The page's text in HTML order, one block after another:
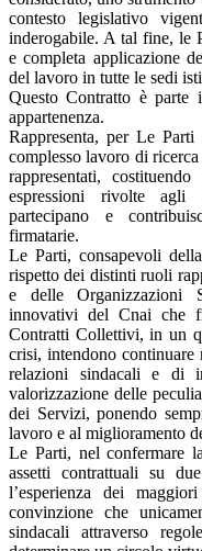
contesto legislativo
inderogabile. A tal fine, le
e completa applicazione
del lavoro in tutte le sedi
Questo Contratto è parte
appartenenza.
Rappresenta, per Le
complesso lavoro di
rappresentati,
espressioni rivolte agli
partecipano e
firmatarie.
Le Parti, consapevoli
rispetto dei distinti ruoli
e delle Organizzazioni
innovativi del Cnai che
Contratti Collettivi, in un
crisi, intendono
relazioni sindacali e di
valorizzazione delle
dei Servizi, ponendo
lavoro e al miglioramento
Le Parti, nel confermare
assetti contrattuali su
l’esperienza dei
convinzione che
sindacali attraverso